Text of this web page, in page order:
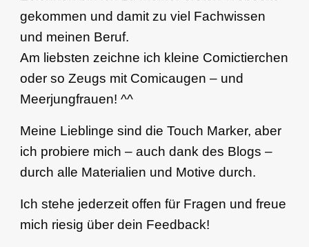
gekommen und damit zu viel Fachwissen
und meinen Beruf.
Am liebsten zeichne ich kleine Comictierchen
oder so Zeugs mit Comicaugen – und
Meerjungfrauen! ^^
Meine Lieblinge sind die Touch Marker, aber
ich probiere mich – auch dank des Blogs –
durch alle Materialien und Motive durch.
Ich stehe jederzeit offen für Fragen und freue
mich riesig über dein Feedback!